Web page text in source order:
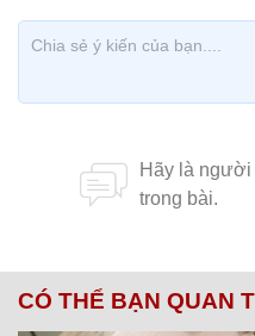
CÓ THỂ BẠN QUAN